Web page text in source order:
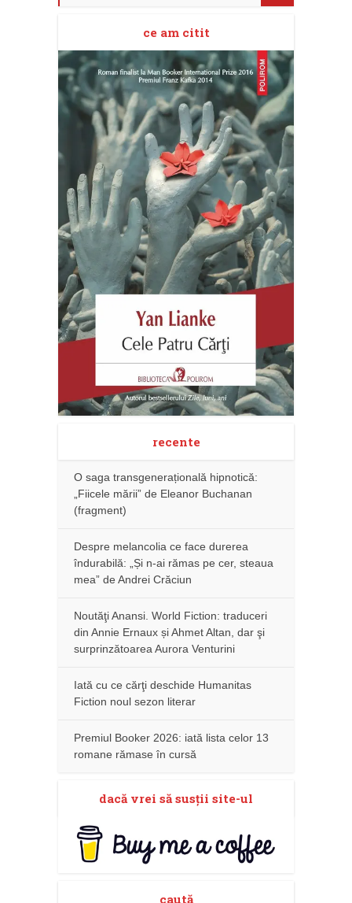
ce am citit
recente
O saga transgenerațională hipnotică:
„Fiicele mării” de Eleanor Buchanan
(fragment)
Despre melancolia ce face durerea
îndurabilă: „Și n-ai rămas pe cer, steaua
mea” de Andrei Crăciun
Noutăţi Anansi. World Fiction: traduceri
din Annie Ernaux și Ahmet Altan, dar şi
surprinzătoarea Aurora Venturini
Iată cu ce cărţi deschide Humanitas
Fiction noul sezon literar
Premiul Booker 2026: iată lista celor 13
romane rămase în cursă
dacă vrei să susţii site-ul
caută